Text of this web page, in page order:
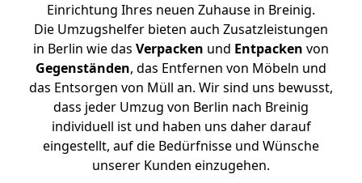
Einrichtung Ihres neuen Zuhause in Breinig.
Die Umzugshelfer bieten auch Zusatzleistungen
in Berlin wie das Verpacken und Entpacken von
Gegenständen, das Entfernen von Möbeln und
das Entsorgen von Müll an. Wir sind uns bewusst,
dass jeder Umzug von Berlin nach Breinig
individuell ist und haben uns daher darauf
eingestellt, auf die Bedürfnisse und Wünsche
unserer Kunden einzugehen.